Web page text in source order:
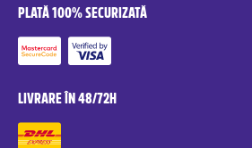
PLATĂ 100% SECURIZATĂ
LIVRARE ÎN 48/72H